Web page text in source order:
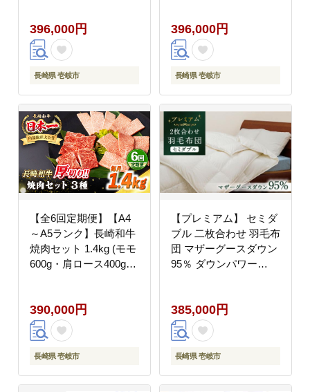
400000 400000円 40万
円
396,000円
長崎県 壱岐市
イン ステーキ 400000
400000円 40万円
396,000円
長崎県 壱岐市
【全6回定期便】【A4
～A5ランク】長崎和牛
焼肉セット 1.4kg (モモ
600g・肩ロース400g・
和牛 国産 長崎和牛 焼
肉 焼き肉 焼肉用 モモ
ロース カルビ 冷凍配送
小分け [JGE080]
円
390,000円
長崎県 壱岐市
【プレミアム】 セミダ
ブル 二枚合わせ 羽毛布
団 マザーグースダウン
95％ ダウンパワー
け 400000 400000円 40
万円
385,000円
長崎県 壱岐市